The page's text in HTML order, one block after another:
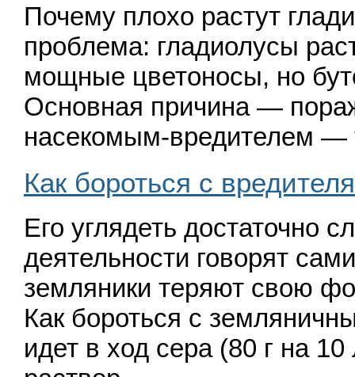
Почему плохо растут
проблема: гладиолусы
мощные цветоносы, но
Основная причина —
насекомым-вредителем
Как бороться с
Его углядеть достаточно
деятельности говорят
земляники теряют свою
Как бороться с
идет в ход сера (80 г на